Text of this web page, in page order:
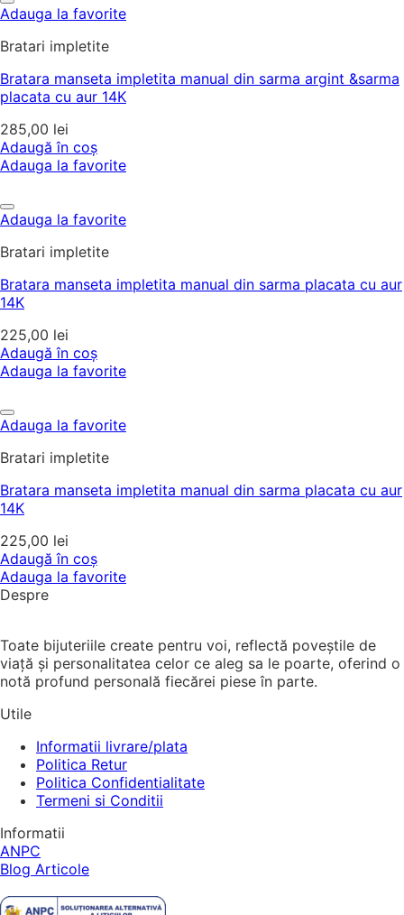
Adauga la favorite
Bratari impletite
Bratara manseta impletita manual din sarma argint &sarma
placata cu aur 14K
285,00 lei
Adaugă în coș
Adauga la favorite
Adauga la favorite
Bratari impletite
Bratara manseta impletita manual din sarma placata cu aur
14K
225,00 lei
Adaugă în coș
Adauga la favorite
Adauga la favorite
Bratari impletite
Bratara manseta impletita manual din sarma placata cu aur
14K
225,00 lei
Adaugă în coș
Adauga la favorite
Despre
Toate bijuteriile create pentru voi, reflectă poveștile de
viață și personalitatea celor ce aleg sa le poarte, oferind o
notă profund personală fiecărei piese în parte.
Utile
Informatii livrare/plata
Politica Retur
Politica Confidentialitate
Termeni si Conditii
Informatii
ANPC
Blog Articole